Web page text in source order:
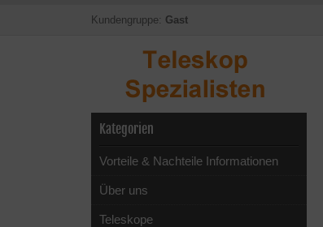
Kundengruppe: Gast
Kategorien
Vorteile & Nachteile Informationen
Über uns
Teleskope